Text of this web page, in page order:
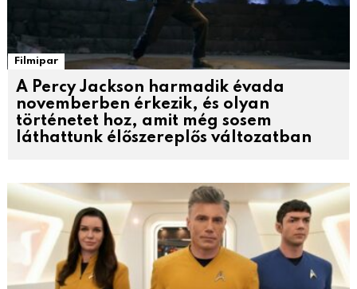
Filmipar
A Percy Jackson harmadik évada
novemberben érkezik, és olyan
történetet hoz, amit még sosem
láthattunk élőszereplős változatban